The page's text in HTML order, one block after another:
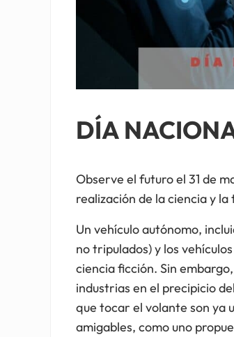
DÍA
Observe el futuro el 31 de
realización de la ciencia y
Un vehículo autónomo,
no tripulados) y los
ciencia ficción. Sin
industrias en el precipicio
que tocar el volante son ya
amigables, como uno